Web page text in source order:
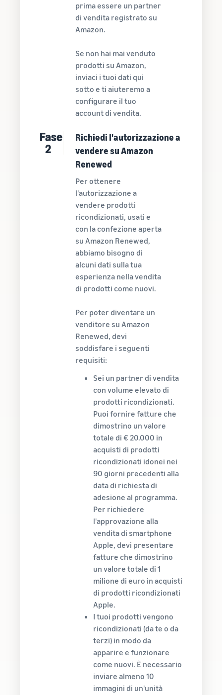
prima essere un partner
di vendita registrato su
Amazon.
Se non hai mai venduto
prodotti su Amazon,
inviaci i tuoi dati qui
sotto e ti aiuteremo a
configurare il tuo
account di vendita.
Fase
2
Richiedi l'autorizzazione a
vendere su Amazon
Renewed
Per ottenere
l'autorizzazione a
vendere prodotti
ricondizionati, usati e
con la confezione aperta
su Amazon Renewed,
abbiamo bisogno di
alcuni dati sulla tua
esperienza nella vendita
di prodotti come nuovi.
Per poter diventare un
venditore su Amazon
Renewed, devi
soddisfare i seguenti
requisiti:
Sei un partner di vendita
con volume elevato di
prodotti ricondizionati.
Puoi fornire fatture che
dimostrino un valore
totale di € 20.000 in
acquisti di prodotti
ricondizionati idonei nei
90 giorni precedenti alla
data di richiesta di
adesione al programma.
Per richiedere
l'approvazione alla
vendita di smartphone
Apple, devi presentare
fatture che dimostrino
un valore totale di 1
milione di euro in acquisti
di prodotti ricondizionati
Apple.
I tuoi prodotti vengono
ricondizionati (da te o da
terzi) in modo da
apparire e funzionare
come nuovi. È necessario
inviare almeno 10
immagini di un'unità